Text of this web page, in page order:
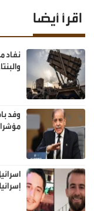
اقرأ أيضا
نفاد
وفد